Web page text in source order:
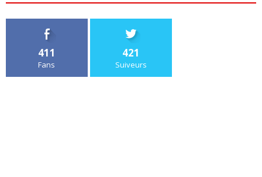
411
Fans
421
Suiveurs